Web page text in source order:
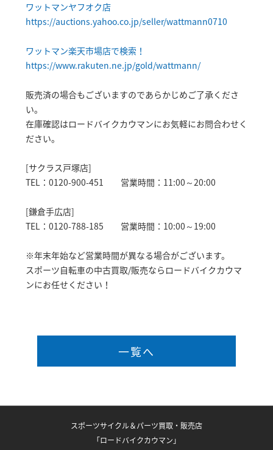
ワットマンヤフオク店
https://auctions.yahoo.co.jp/seller/wattmann0710
ワットマン楽天市場店で検索！
https://www.rakuten.ne.jp/gold/wattmann/
販売済の場合もございますのであらかじめご了承くださ
い。
在庫確認はロードバイクカウマンにお気軽にお問合わせく
ださい。
[サクラス戸塚店]
TEL：0120-900-451 営業時間：11:00～20:00
[鎌倉手広店]
TEL：0120-788-185 営業時間：10:00～19:00
※年末年始など営業時間が異なる場合がございます。
スポーツ自転車の中古買取/販売ならロードバイクカウマ
ンにお任せください！
一覧へ
スポーツサイクル＆パーツ買取・販売店
「ロードバイクカウマン」